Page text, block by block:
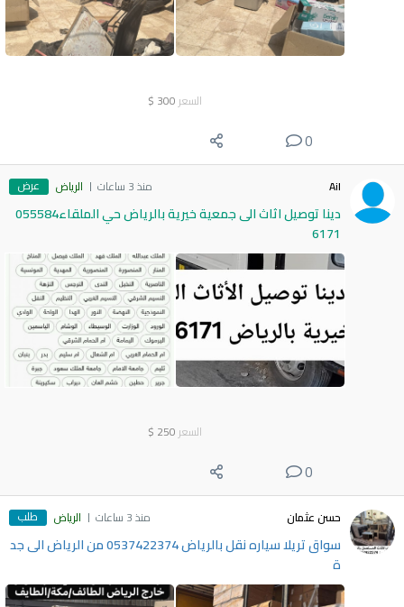
السعر 300
$
0
Ail منذ 3 ساعات الرياض عرض
دينا توصيل اثاث الى جمعية خيرية بالرياض حي الملقاء055584
6171
السعر 250
$
0
حسن عثمان منذ 3 ساعات الرياض طلب
سواق تريلا سياره نقل بالرياض 0537422374 من الرياض الى جد
ة